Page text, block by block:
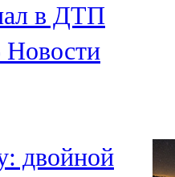
в ДТП
Новости
двойной